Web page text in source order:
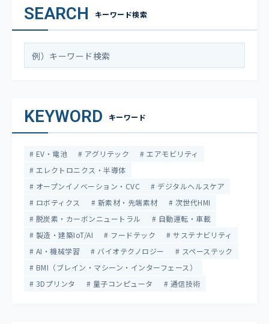
SEARCH キーワード検索
KEYWORD キーワード
EV・電池 アグリテック
エアモビリティ
エレクトロニクス・半導体
オープンイノベーション・CVC
デジタルヘルスケア
ロボティクス
新素材・先端素材
次世代HMI
脱炭素・カーボンニュートラル
自動運転・車載
製造・建築IoT/AI
フードテック
サステナビリティ
AI・機械学習
バイオテクノロジー
スペーステック
BMI（ブレイン・マシーン・インターフェース）
3Dプリンタ
量子コンピュータ 通信技術